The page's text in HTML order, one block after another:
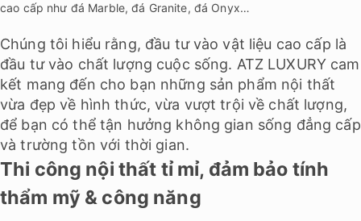
cao cấp như đá Marble, đá Granite, đá Onyx…
Chúng tôi hiểu rằng, đầu tư vào vật liệu cao cấp là
đầu tư vào chất lượng cuộc sống. ATZ LUXURY cam
kết mang đến cho bạn những sản phẩm nội thất
vừa đẹp về hình thức, vừa vượt trội về chất lượng,
để bạn có thể tận hưởng không gian sống đẳng cấp
và trường tồn với thời gian.
Thi công nội thất tỉ mỉ, đảm bảo tính
thẩm mỹ & công năng